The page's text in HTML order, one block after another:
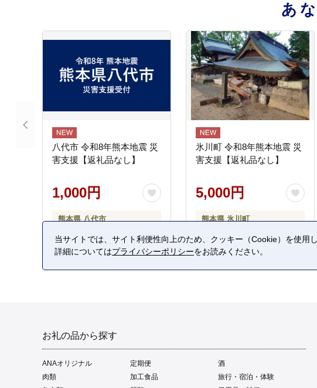
あ
八代市 令和8年熊本地震 災
害支援【返礼品なし】
1,000円
熊本県 八代市
氷川町 令和8年熊本地震 災
害支援【返礼品なし】
5,000円
熊本県 氷川町
お礼の品から探す
ANAオリジナル 定期便
酒
肉類
加工食品
旅行・宿泊・体験
当サイトでは、サイト利便性向上のため、クッキー（Cookie）を使用
詳細についてはプライバシーポリシーをお読みください。